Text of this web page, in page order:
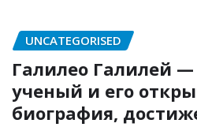
UNCATEGORISED
Галилео Галилей
ученый и его
биография,